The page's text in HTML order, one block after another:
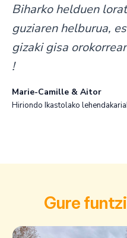
Biharko helduen
guziaren helburua,
gizaki gisa
!
Marie-Camille & Aitor
Hiriondo Ikastolako
Gure